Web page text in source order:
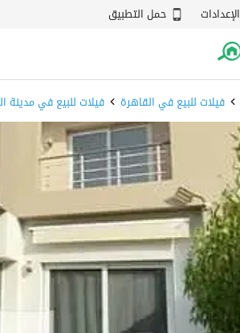
الإعدادات حمل التطبيق
فيلات للبيع في القاهرة فيلات للبيع في مدينة